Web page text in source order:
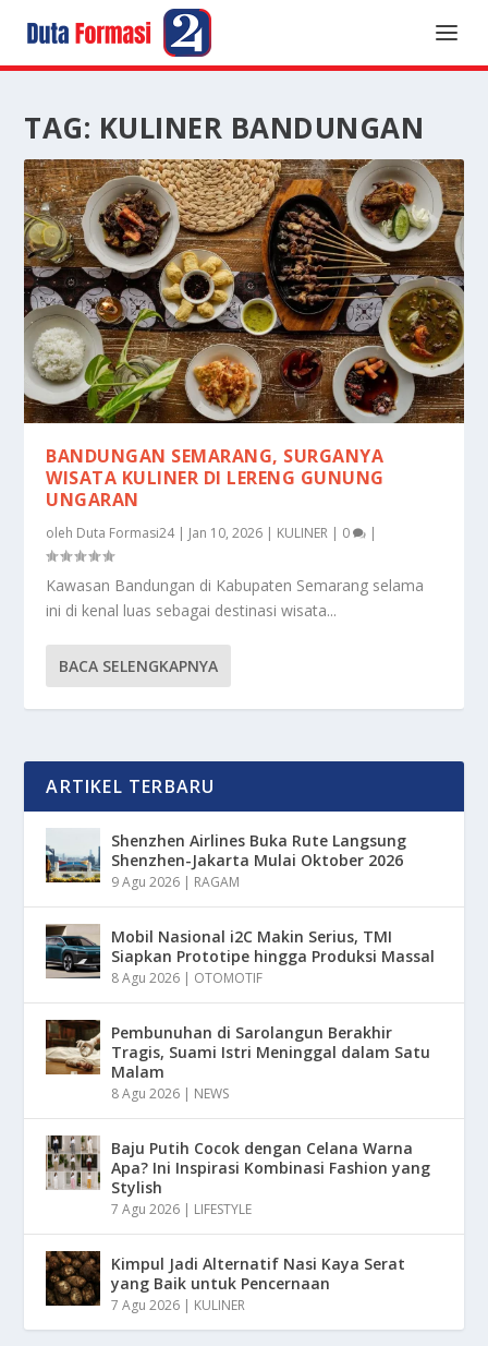
TAG: KULINER BANDUNGAN
BANDUNGAN SEMARANG, SURGANYA
WISATA KULINER DI LERENG GUNUNG
UNGARAN
oleh Duta Formasi24| Jan 10, 2026 | KULINER | 0 |
Kawasan Bandungan di Kabupaten Semarang selama
ini di kenal luas sebagai destinasi wisata...
BACA SELENGKAPNYA
ARTIKEL TERBARU
Shenzhen Airlines Buka Rute Langsung
Shenzhen-Jakarta Mulai Oktober 2026
9 Agu 2026 | RAGAM
Mobil Nasional i2C Makin Serius, TMI
Siapkan Prototipe hingga Produksi Massal
8 Agu 2026 | OTOMOTIF
Pembunuhan di Sarolangun Berakhir
Tragis, Suami Istri Meninggal dalam Satu
Malam
8 Agu 2026 | NEWS
Baju Putih Cocok dengan Celana Warna
Apa? Ini Inspirasi Kombinasi Fashion yang
Stylish
7 Agu 2026 | LIFESTYLE
Kimpul Jadi Alternatif Nasi Kaya Serat
yang Baik untuk Pencernaan
7 Agu 2026 | KULINER